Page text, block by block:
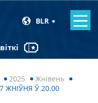
BLR
2025
Жнівень
Ў 20.00